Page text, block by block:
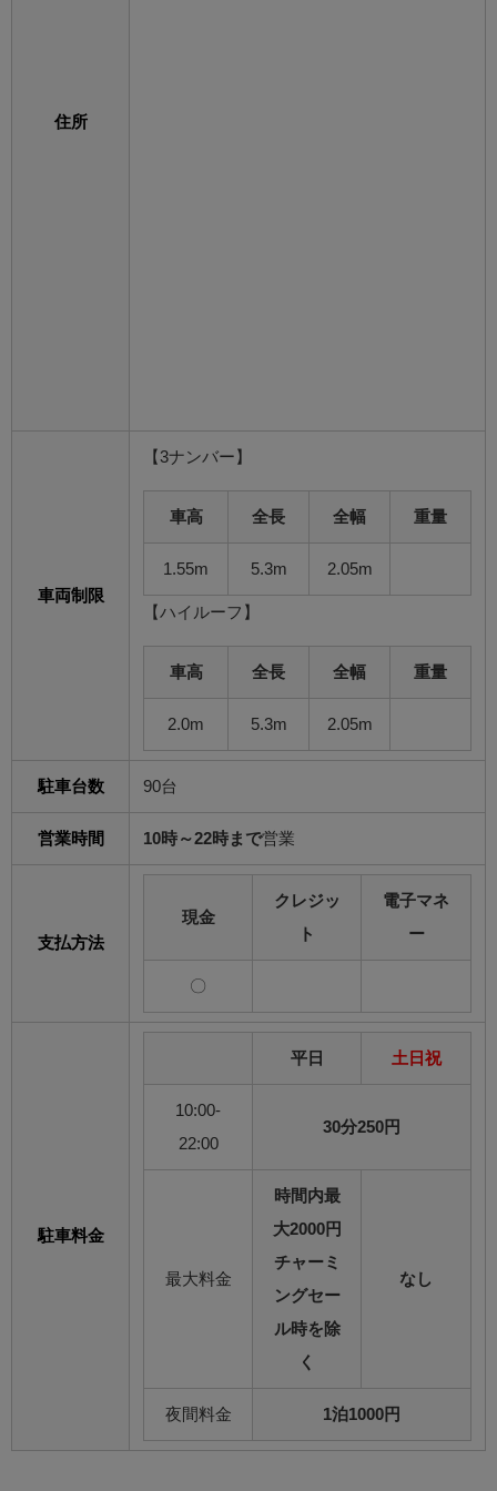
住所
車両制限
【3ナンバー】
車高 全長 全幅 重量
1.55m 5.3m 2.05m
【ハイルーフ】
車高 全長 全幅 重量
2.0m 5.3m 2.05m
駐車台数 90台
営業時間 10時～22時まで営業
支払方法
現金
クレジッ
ト
電子マネ
ー
〇
駐車料金
平日 土日祝
10:00-
22:00
30分250円
最大料金
時間内最
大2000円
チャーミ
ングセー
ル時を除
く
なし
夜間料金 1泊1000円